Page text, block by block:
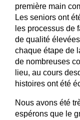
première main
Les seniors ont
les processus de
de qualité
chaque étape de
de nombreuses
lieu, au cours
histoires ont été
Nous avons été
espérons que le